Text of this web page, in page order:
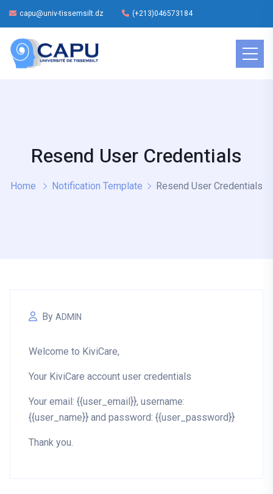
capu@univ-tissemsilt.dz (+213)046573184
Resend User Credentials
Home Notification Template Resend User Credentials
By ADMIN
Welcome to KiviCare,
Your KiviCare account user credentials
Your email: {{user_email}}, username:
{{user_name}} and password: {{user_password}}
Thank you.